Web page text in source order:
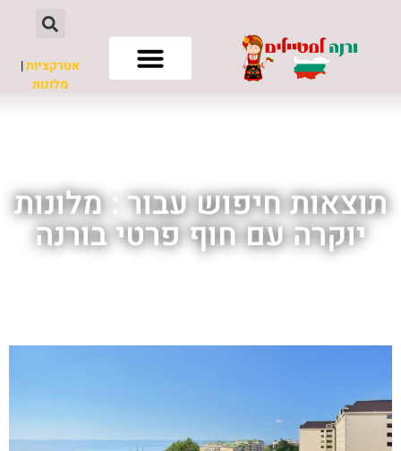
אטרקציות|
מלונות
תוצאות חיפוש עבור : מלונות
יוקרה עם חוף פרטי בורנה